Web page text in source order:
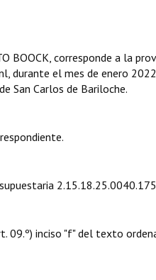
BOOCK, corresponde a la
durante el mes de enero
San Carlos de Bariloche.
inciso "f" del texto